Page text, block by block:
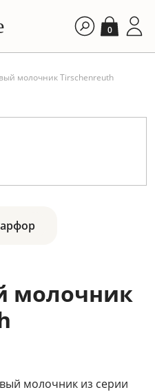
0
молочник Tirschenreuth
молочник
молочник из серии